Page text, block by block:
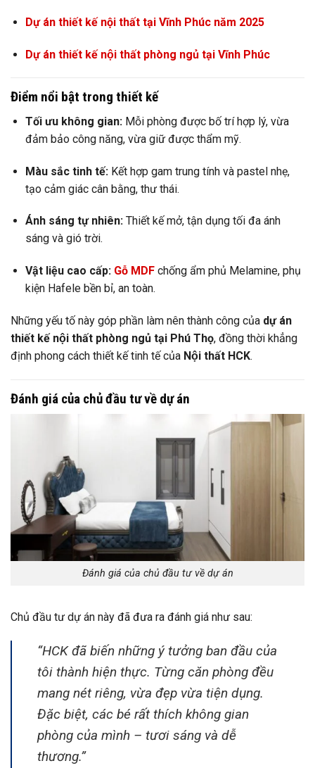
Dự án thiết kế nội thất tại Vĩnh Phúc năm 2025
Dự án thiết kế nội thất phòng ngủ tại Vĩnh Phúc
Điểm nổi bật trong thiết kế
Tối ưu không gian:Mỗi phòng được bố trí hợp lý, vừa
đảm bảo công năng, vừa giữ được thẩm mỹ.
Màu sắc tinh tế:Kết hợp gam trung tính và pastel nhẹ,
tạo cảm giác cân bằng, thư thái.
Ánh sáng tự nhiên:Thiết kế mở, tận dụng tối đa ánh
sáng và gió trời.
Vật liệu cao cấp: Gỗ MDFchống ẩm phủ Melamine, phụ
kiện Hafele bền bỉ, an toàn.
Những yếu tố này góp phần làm nên thành công của dự án
thiết kế nội thất phòng ngủ tại Phú Thọ, đồng thời khẳng
định phong cách thiết kế tinh tế của Nội thất HCK.
Đánh giá của chủ đầu tư về dự án
Đánh giá của chủ đầu tư về dự án
Chủ đầu tư dự án này đã đưa ra đánh giá như sau:
“HCK đã biến những ý tưởng ban đầu của
tôi thành hiện thực. Từng căn phòng đều
mang nét riêng, vừa đẹp vừa tiện dụng.
Đặc biệt, các bé rất thích không gian
phòng của mình – tươi sáng và dễ
thương.”